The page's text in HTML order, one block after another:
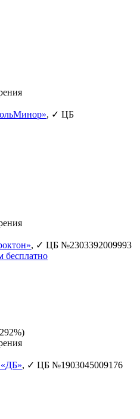
, ✓ ЦБ
, ✓ ЦБ №2303392009993
бесплатно
, ✓ ЦБ №1903045009176